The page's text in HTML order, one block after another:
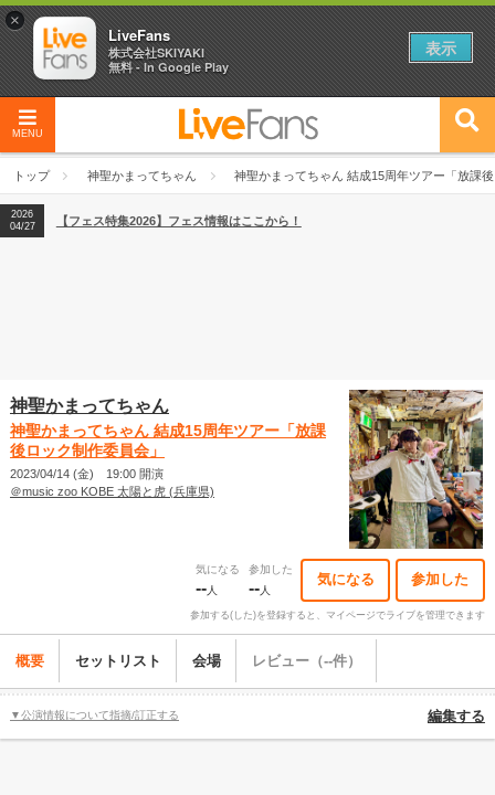
MENU
トップ 神聖かまってちゃん 神聖かまってちゃん 結成15周年ツアー「放課
2026
04/27
2026
【ライブ動員ランキング】2026年上半期編発表！
2026
04/27
【フェス特集2026】フェス情報はここから！
神聖かまってちゃん
神聖かまってちゃん 結成15周年ツアー「放課
後ロック制作委員会」
2023/04/14 (金) 19:00 開演
＠music zoo KOBE 太陽と虎 (兵庫県)
気になる
--人
参加した
--人
気になる 参加した
参加する(した)を登録すると、マイページでライブを管理できます
概要 セットリスト 会場 レビュー（--件）
▼公演情報について指摘/訂正する 編集する
×
LiveFans
株式会社SKIYAKI
無料 - In Google Play
表示